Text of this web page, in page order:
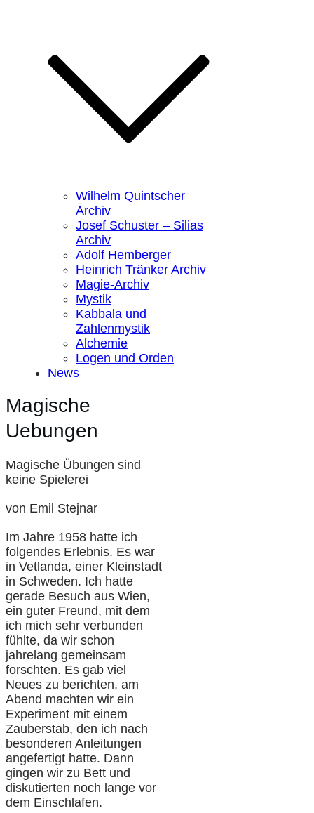
Wilhelm Quintscher
Archiv
Josef Schuster – Silias
Archiv
Adolf Hemberger
Heinrich Tränker Archiv
Magie-Archiv
Mystik
Kabbala und
Zahlenmystik
Alchemie
Logen und Orden
News
Magische
Uebungen
Magische Übungen sind
keine Spielerei
von Emil Stejnar
Im Jahre 1958 hatte ich
folgendes Erlebnis. Es war
in Vetlanda, einer Kleinstadt
in Schweden. Ich hatte
gerade Besuch aus Wien,
ein guter Freund, mit dem
ich mich sehr verbunden
fühlte, da wir schon
jahrelang gemeinsam
forschten. Es gab viel
Neues zu berichten, am
Abend machten wir ein
Experiment mit einem
Zauberstab, den ich nach
besonderen Anleitungen
angefertigt hatte. Dann
gingen wir zu Bett und
diskutierten noch lange vor
dem Einschlafen.